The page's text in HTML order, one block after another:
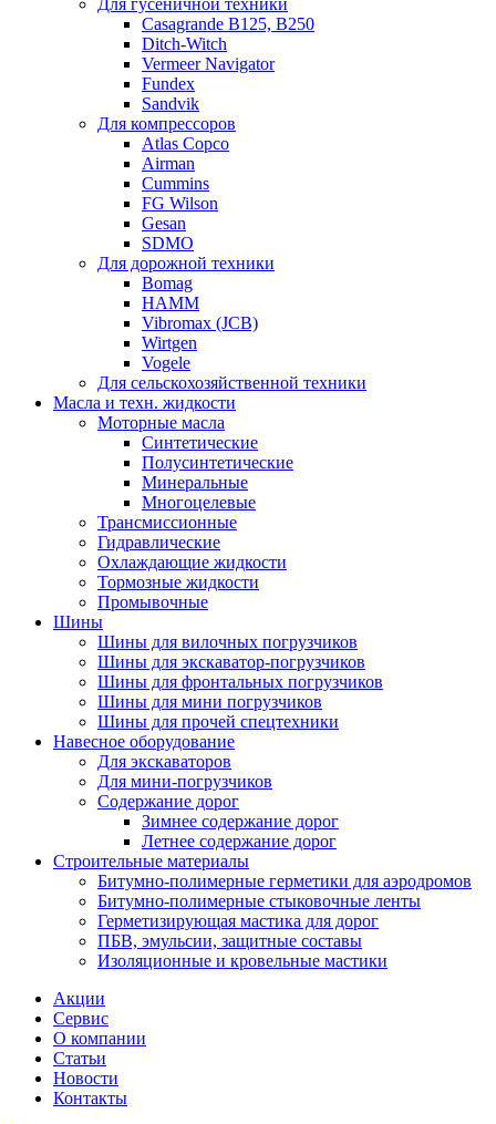
Casagrande B125, B250
Ditch-Witch
Vermeer Navigator
Fundex
Sandvik
Для компрессоров
Atlas Copco
Airman
Cummins
FG Wilson
Gesan
SDMO
Для дорожной техники
Bomag
HAMM
Vibromax (JCB)
Wirtgen
Vogele
Для сельскохозяйственной техники
Масла и техн. жидкости
Моторные масла
Синтетические
Полусинтетические
Минеральные
Многоцелевые
Трансмиссионные
Гидравлические
Охлаждающие жидкости
Тормозные жидкости
Промывочные
Шины
Шины для вилочных погрузчиков
Шины для экскаватор-погрузчиков
Шины для фронтальных погрузчиков
Шины для мини погрузчиков
Шины для прочей спецтехники
Навесное оборудование
Для экскаваторов
Для мини-погрузчиков
Содержание дорог
Зимнее содержание дорог
Летнее содержание дорог
Строительные материалы
Битумно-полимерные герметики для аэродромов
Битумно-полимерные стыковочные ленты
Герметизирующая мастика для дорог
ПБВ, эмульсии, защитные составы
Изоляционные и кровельные мастики
Акции
Сервис
О компании
Статьи
Новости
Контакты